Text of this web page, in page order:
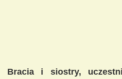
Bracia i siostry,